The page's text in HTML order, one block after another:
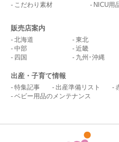
こだわり素材
NICU用
販売店案内
北海道 東北
中部
近畿
四国
九州･沖縄
出産・子育て情報
特集記事 出産準備リスト
ベビー用品のメンテナンス